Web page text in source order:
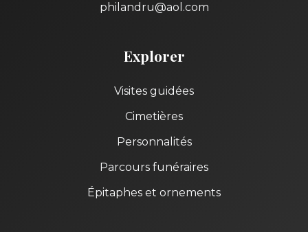
philandru@aol.com
Explorer
Visites guidées
Cimetières
Personnalités
Parcours funéraires
Épitaphes et ornements